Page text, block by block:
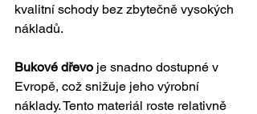
kvalitní schody bez zbytečně vysokých
nákladů.
Bukové dřevo je snadno dostupné v
Evropě, což snižuje jeho výrobní
náklady. Tento materiál roste relativně